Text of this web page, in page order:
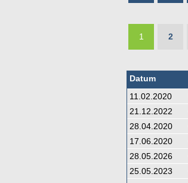
1 2
Datum
11.02.2020
21.12.2022
28.04.2020
17.06.2020
28.05.2026
25.05.2023